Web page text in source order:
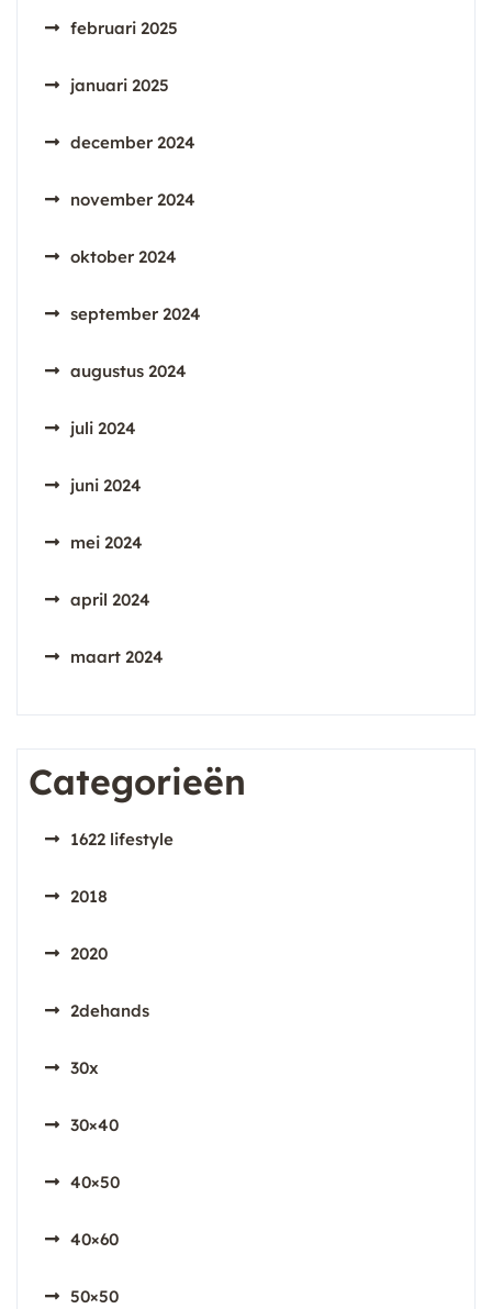
februari 2025
januari 2025
december 2024
november 2024
oktober 2024
september 2024
augustus 2024
juli 2024
juni 2024
mei 2024
april 2024
maart 2024
Categorieën
1622 lifestyle
2018
2020
2dehands
30x
30×40
40×50
40×60
50×50